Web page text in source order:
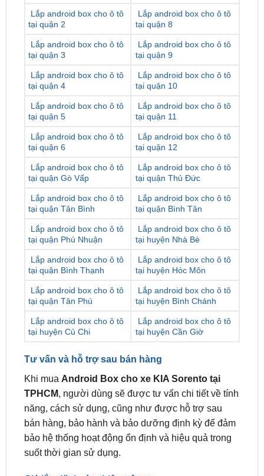
Lắp android box cho ô tô
tại quận 3
Lắp android box cho ô tô
tại quận 9
Lắp android box cho ô tô
tại quận 4
Lắp android box cho ô tô
tại quận 10
Lắp android box cho ô tô
tại quận 5
Lắp android box cho ô tô
tại quận 11
Lắp android box cho ô tô
tại quận 6
Lắp android box cho ô tô
tại quận 12
Lắp android box cho ô tô
tại quận Gò Vấp
Lắp android box cho ô tô
tại quận Thủ Đức
Lắp android box cho ô tô
tại quận Tân Bình
Lắp android box cho ô tô
tại quận Bình Tân
Lắp android box cho ô tô
tại quận Phú Nhuận
Lắp android box cho ô tô
tại huyện Nhà Bè
Lắp android box cho ô tô
tại quận Bình Thạnh
Lắp android box cho ô tô
tại huyện Hóc Môn
Lắp android box cho ô tô
tại quận Tân Phú
Lắp android box cho ô tô
tại huyện Bình Chánh
Lắp android box cho ô tô
tại huyện Củ Chi
Lắp android box cho ô tô
tại huyện Cần Giờ
Tư vấn và hỗ trợ sau bán hàng
TPHCM , người dùng sẽ được tư vấn chi tiết về tính
năng, cách sử dụng, cũng như được hỗ trợ sau
bán hàng, bảo hành và bảo dưỡng định kỳ để đảm
bảo hệ thống hoạt động ổn định và hiệu quả trong
suốt thời gian sử dụng.
Giá lắp đặt hoàn thiện trên xe